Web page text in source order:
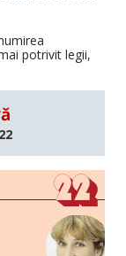
potrivit legii,